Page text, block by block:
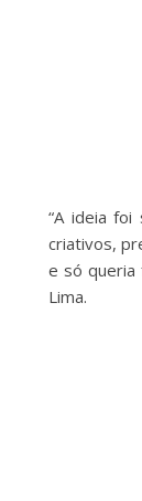
“A ideia
criativos,
e só queria
Lima.